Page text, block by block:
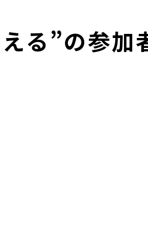
る”の参加